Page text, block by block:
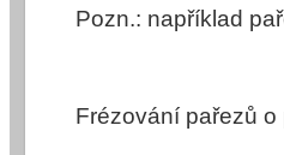
Pozn.: například
Frézování pařezů